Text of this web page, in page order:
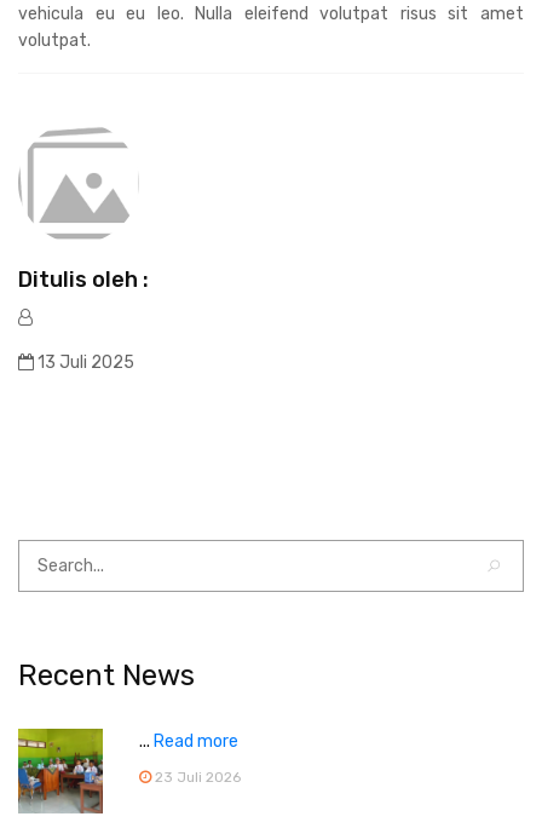
vehicula eu eu leo. Nulla eleifend volutpat risus sit amet
volutpat.
Ditulis oleh :
13 Juli 2025
Recent News
... Read more
23 Juli 2026